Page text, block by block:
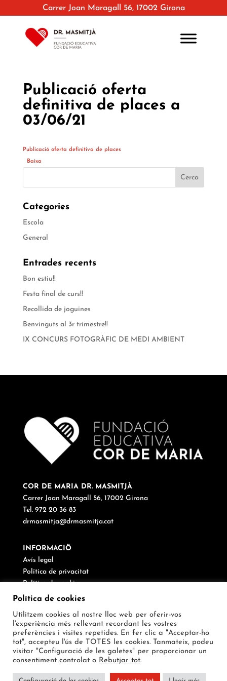
Carrer Joan Maragall 56, 17002 Girona
Publicació oferta
definitiva de places a
03/06/21
Publicació oferta definitiva de places
Baixa
Categories
Escola
General
Entrades recents
Bon estiu!!
Festa final de curs!!
Recollida de joguines
Benvinguts al 3r trimestre!!
IX CONCURS FOTOGRÀFIC DE MEDI AMBIENT
COR DE MARIA DR. MASMITJÀ
Carrer Joan Maragall 56, 17002 Girona
Tel. 972 20 36 83
drmasmitja@drmasmitja.cat
INFORMACIÖ
Avís legal
Política de privacitat
Política de cookies
Canal de denúncies
SEGUEIX-NOS
Política de cookies
Utilitzem cookies al nostre lloc web per oferir-vos
l'experiència més rellevant recordant les vostres
preferències i visites repetides. En fer clic a "Acceptar-ho
tot", accepteu l'ús de TOTES les cookies. Tanmateix, podeu
visitar "Configuració de les galetes" per proporcionar un
consentiment controlat o Rebutjar tot.